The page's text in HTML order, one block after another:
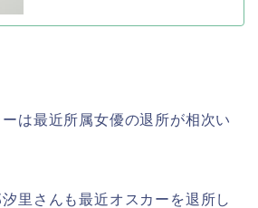
は最近所属女優の退所が相次い
里さんも最近オスカーを退所し